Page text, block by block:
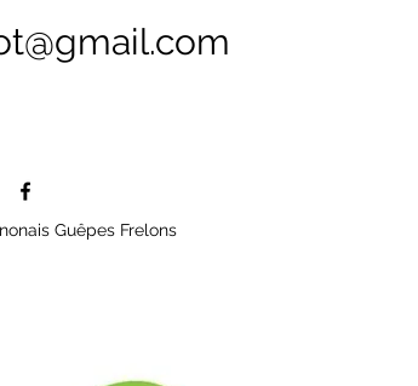
Guêpes Frelons